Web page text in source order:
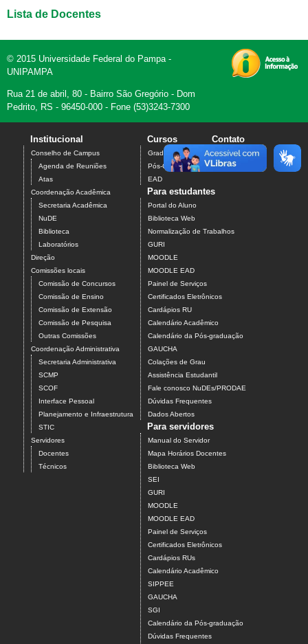
Lista de Docentes
© 2015 Universidade Federal do Pampa -
UNIPAMPA
Rua 21 de abril, 80 - Bairro São Gregório - Dom
Pedrito, RS - 96450-000 - Fone (53)3243-7300
Institucional
Conselho de Campus
Agenda de Reuniões
Atas
Coordenação Acadêmica
Secretaria Acadêmica
NuDE
Biblioteca
Laboratórios
Direção
Comissões locais
Comissão de Concursos
Comissão de Ensino
Comissão de Extensão
Comissão de Pesquisa
Outras Comissões
Coordenação Administrativa
Secretaria Administrativa
SCMP
SCOF
Interface Pessoal
Planejamento e Infraestrutura
STIC
Servidores
Docentes
Técnicos
Cursos
Graduação
Pós-Graduação
EAD
Contato
Para estudantes
Portal do Aluno
Biblioteca Web
Normalização de Trabalhos
GURI
MOODLE
MOODLE EAD
Painel de Serviços
Certificados Eletrônicos
Cardápios RU
Calendário Acadêmico
Calendário da Pós-graduação
GAUCHA
Colações de Grau
Assistência Estudantil
Fale conosco NuDEs/PRODAE
Dúvidas Frequentes
Dados Abertos
Para servidores
Manual do Servidor
Mapa Horários Docentes
Biblioteca Web
SEI
GURI
MOODLE
MOODLE EAD
Painel de Serviços
Certificados Eletrônicos
Cardápios RUs
Calendário Acadêmico
SIPPEE
GAUCHA
SGI
Calendário da Pós-graduação
Dúvidas Frequentes